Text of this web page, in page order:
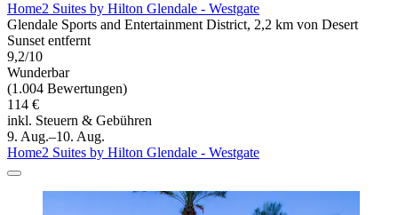
Home2 Suites by Hilton Glendale - Westgate
Glendale Sports and Entertainment District, 2,2 km von Desert
Sunset entfernt
9,2/10
Wunderbar
(1.004 Bewertungen)
114 €
inkl. Steuern & Gebühren
9. Aug.–10. Aug.
Home2 Suites by Hilton Glendale - Westgate